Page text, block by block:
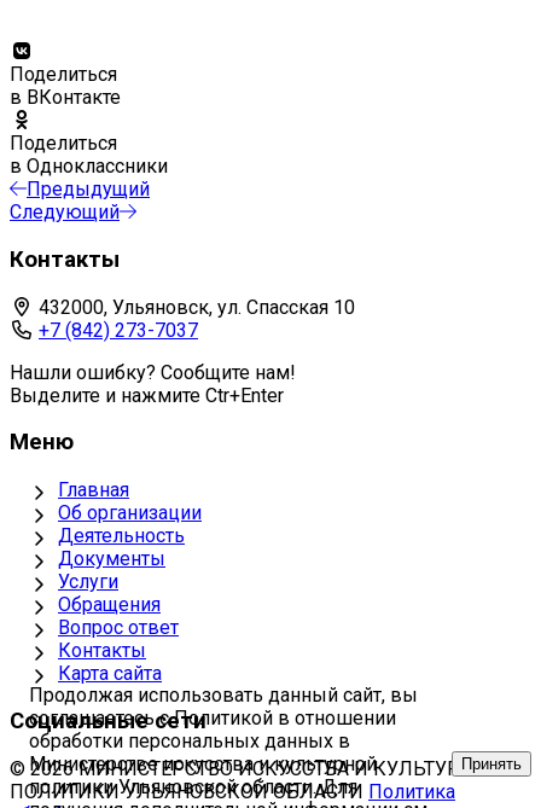
Поделиться
в ВКонтакте
Поделиться
в Одноклассники
Предыдущий
Следующий
Контакты
432000, Ульяновск, ул. Спасская 10
+7 (842) 273-7037
Нашли ошибку? Сообщите нам!
Выделите и нажмите Ctr+Enter
Меню
Главная
Об организации
Деятельность
Документы
Услуги
Обращения
Вопрос ответ
Контакты
Карта сайта
Социальные сети
© 2026 МИНИСТЕРСТВО ИСКУССТВА И КУЛЬТУРНОЙ
ПОЛИТИКИ УЛЬЯНОВСКОЙ ОБЛАСТИ Политика
Продолжая использовать данный сайт, вы
соглашаетесь с Политикой в отношении
обработки персональных данных в
Министерстве искусства и культурной
политики Ульяновской области. Для
Принять